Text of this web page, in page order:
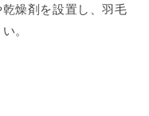
燥剤を設置し、羽毛
。